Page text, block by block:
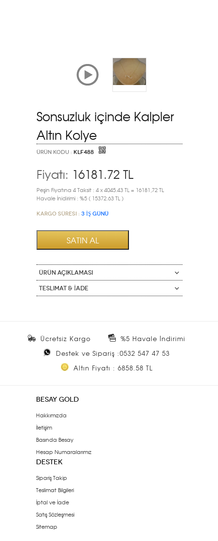
Sonsuzluk içinde Kalpler
Altın Kolye
ÜRÜN KODU : KLF488
Fiyatı: 16181.72 TL
Peşin Fiyatına 4 Taksit : 4 x 4045.43 TL = 16181,72 TL
Havale İnidirimi : %5 ( 15372.63 TL )
Kargo Süresi : 3 İŞ GÜNÜ
ÜRÜN AÇIKLAMASI
Teslimat & İade
Ücretsiz Kargo
%5 Havale İndirimi
Destek ve Sipariş :0532 547 47 53
Altın Fiyatı : 6858.58 TL
BESAY GOLD
Hakkımızda
İletişim
Basında Besay
Hesap Numaralarımız
DESTEK
Sipariş Takip
Teslimat Bilgileri
İptal ve İade
Satış Sözleşmesi
Sitemap